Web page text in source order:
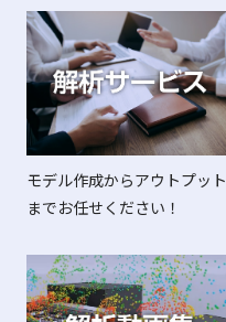
モデル作成からアウトプット
までお任せください！